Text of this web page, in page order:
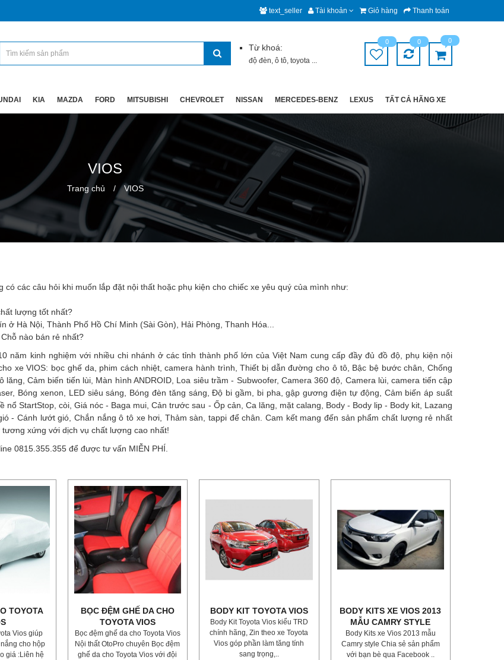
text_seller Tài khoản Giỏ hàng Thanh toán
Từ khoá:
độ đèn, ô tô, toyota ...
0 0 0
KIA MAZDA FORD MITSUBISHI CHEVROLET NISSAN MERCEDES-BENZ LEXUS TẤT CẢ HÃNG XE
VIOS
Trang chủ VIOS
có các câu hỏi khi muốn lắp đặt nội thất hoặc phụ kiện cho chiếc xe yêu quý của mình như:
lượng tốt nhất?
ở Hà Nội, Thành Phố Hồ Chí Minh (Sài Gòn), Hải Phòng, Thanh Hóa...
nào bán rẻ nhất?
năm kinh nghiệm với nhiều chi nhánh ở các tỉnh thành phố lớn của Việt Nam cung cấp đầy đủ đồ độ, phụ kiện nội
xe VIOS: bọc ghế da, phim cách nhiệt, camera hành trình, Thiết bị dẫn đường cho ô tô, Bậc bệ bước chân, Chống
lăng, Cảm biến tiến lùi, Màn hình ANDROID, Loa siêu trầm - Subwoofer, Camera 360 độ, Camera lùi, camera tiến cập
Bóng xenon, LED siêu sáng, Bóng đèn tăng sáng, Độ bi gầm, bi pha, gập gương điện tự động, Cảm biến áp suất
nổ StartStop, còi, Giá nóc - Baga mui, Cản trước sau - Ốp cản, Ca lăng, mặt calang, Body - Body lip - Body kit, Lazang
- Cánh lướt gió, Chắn nắng ô tô xe hơi, Thảm sàn, tappi để chân. Cam kết mang đến sản phẩm chất lượng rẻ nhất
xứng với dịch vụ chất lượng cao nhất!
0815.355.355 để được tư vấn MIỄN PHÍ.
TOYOTA
Vios giúp
cho hộp
giá :Liên hệ
BỌC ĐỆM GHẾ DA CHO
TOYOTA VIOS
Bọc đệm ghế da cho Toyota Vios
Nội thất OtoPro chuyên Bọc đệm
ghế da cho Toyota Vios với đội
BODY KIT TOYOTA VIOS
Body Kit Toyota Vios kiểu TRD
chính hãng, Zin theo xe Toyota
Vios góp phần làm tăng tính
sang trọng,..
BODY KITS XE VIOS 2013
MẪU CAMRY STYLE
Body Kits xe Vios 2013 mẫu
Camry style Chia sẻ sản phẩm
với bạn bè qua Facebook ..